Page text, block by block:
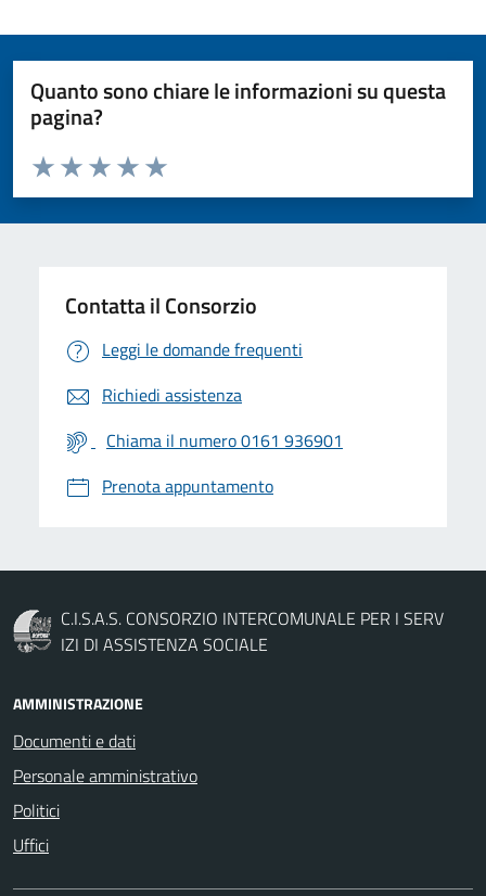
Quanto sono chiare le informazioni su questa
pagina?
Valuta da 1 a 5 stelle la pagina
Valuta 5 stelle su 5
Valuta 4 stelle su 5
Valuta 3 stelle su 5
Valuta 2 stelle su 5
Valuta 1 stelle su 5
Contatta il Consorzio
Leggi le domande frequenti
Richiedi assistenza
Chiama il numero 0161 936901
Prenota appuntamento
C.I.S.A.S. CONSORZIO INTERCOMUNALE PER I SERV
IZI DI ASSISTENZA SOCIALE
AMMINISTRAZIONE
Documenti e dati
Personale amministrativo
Politici
Uffici